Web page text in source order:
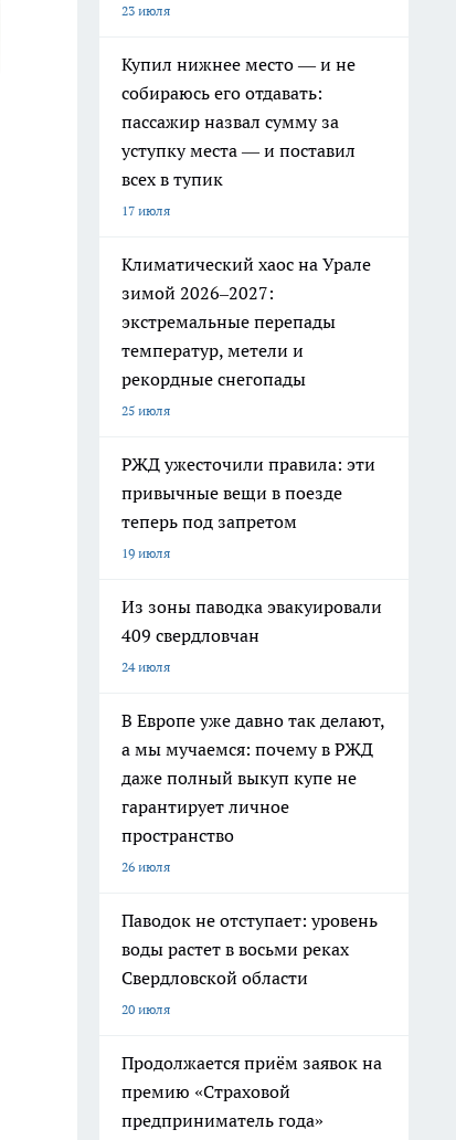
23 июля
Купил нижнее место — и не
собираюсь его отдавать:
пассажир назвал сумму за
уступку места — и поставил
всех в тупик
17 июля
Климатический хаос на Урале
зимой 2026–2027:
экстремальные перепады
температур, метели и
рекордные снегопады
25 июля
РЖД ужесточили правила: эти
привычные вещи в поезде
теперь под запретом
19 июля
Из зоны паводка эвакуировали
409 свердловчан
24 июля
В Европе уже давно так делают,
а мы мучаемся: почему в РЖД
даже полный выкуп купе не
гарантирует личное
пространство
26 июля
Паводок не отступает: уровень
воды растет в восьми реках
Свердловской области
20 июля
Продолжается приём заявок на
премию «Страховой
предприниматель года»